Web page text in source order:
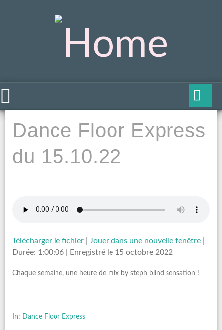
Dance Floor Express
du 15.10.22
Télécharger le fichier Jouer dans une nouvelle fenêtre
Durée: 1:00:06
Enregistré le 15 octobre 2022
Chaque semaine, une heure de mix by steph blind sensation !
In: Dance Floor Express